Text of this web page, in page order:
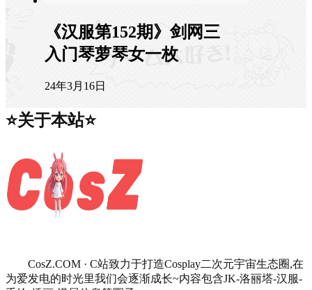
《汉服第152期》剑网三
入门琴萝琴女一枚
24年3月16日
⭐关于本站⭐
CosZ.COM · C站致力于打造Cosplay二次元宇宙生态圈,在
为爱发电的时光里我们会逐渐成长~内容包含JK-洛丽塔-汉服-